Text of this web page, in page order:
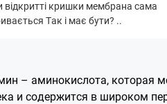
відкритті кришки мембрана сама
Так і має бути? ..
– аминокислота, которая
и содержится в широком